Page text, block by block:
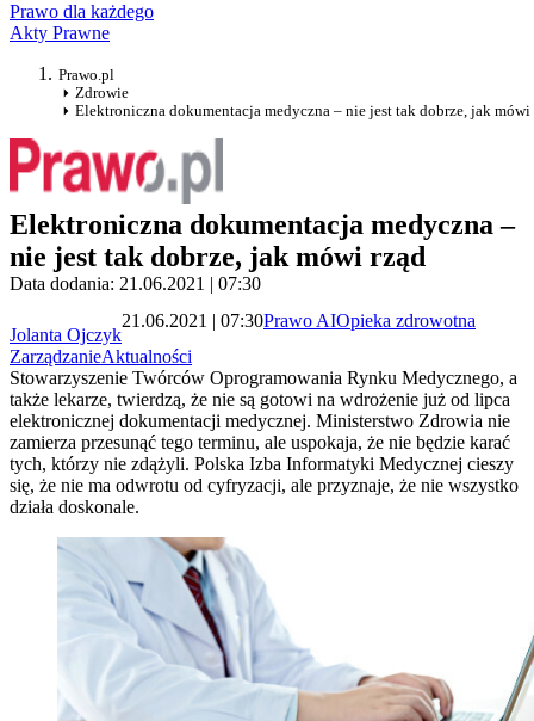
Prawo dla każdego
Akty Prawne
Prawo.pl
Zdrowie
Elektroniczna dokumentacja medyczna – nie jest tak dobrze, jak mówi
Elektroniczna dokumentacja medyczna –
nie jest tak dobrze, jak mówi rząd
Data dodania: 21.06.2021 | 07:30
Jolanta Ojczyk
21.06.2021 | 07:30Prawo AIOpieka zdrowotna
ZarządzanieAktualności
Stowarzyszenie Twórców Oprogramowania Rynku Medycznego, a
także lekarze, twierdzą, że nie są gotowi na wdrożenie już od lipca
elektronicznej dokumentacji medycznej. Ministerstwo Zdrowia nie
zamierza przesunąć tego terminu, ale uspokaja, że nie będzie karać
tych, którzy nie zdążyli. Polska Izba Informatyki Medycznej cieszy
się, że nie ma odwrotu od cyfryzacji, ale przyznaje, że nie wszystko
działa doskonale.